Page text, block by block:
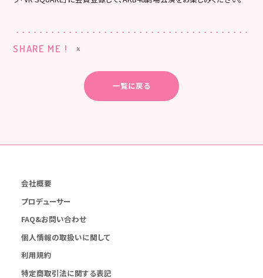
SHARE ME !
一覧に戻る
会社概要
プロデューサー
FAQ&お問い合わせ
個人情報の取扱いに関して
利用規約
特定商取引法に関する表記